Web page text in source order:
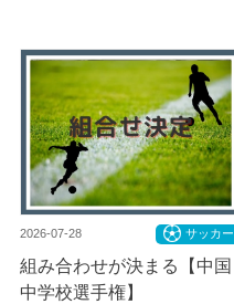
2026-07-28 サッカー
組み合わせが決まる【中国
中学校選手権】